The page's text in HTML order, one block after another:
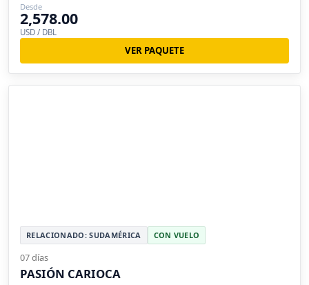
Desde
2,578.00
USD / DBL
VER PAQUETE
RELACIONADO: SUDAMÉRICA CON VUELO
07 días
PASIÓN CARIOCA